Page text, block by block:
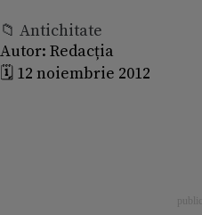
📁 Antichitate
Autor: Redacția
🗓️ 12 noiembrie 2012